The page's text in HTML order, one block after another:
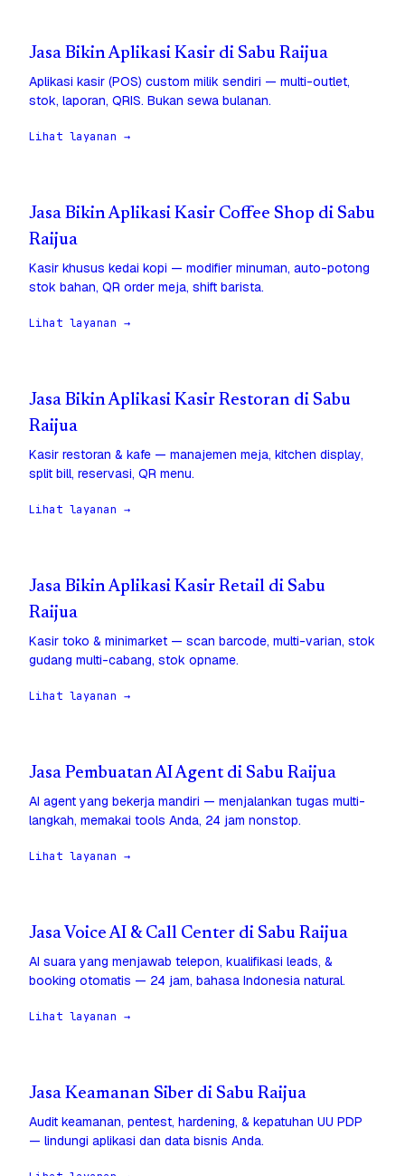
Jasa Bikin Aplikasi Kasir di Sabu Raijua
Aplikasi kasir (POS) custom milik sendiri — multi-outlet,
stok, laporan, QRIS. Bukan sewa bulanan.
Lihat layanan →
Jasa Bikin Aplikasi Kasir Coffee Shop di Sabu
Raijua
Kasir khusus kedai kopi — modifier minuman, auto-potong
stok bahan, QR order meja, shift barista.
Lihat layanan →
Jasa Bikin Aplikasi Kasir Restoran di Sabu
Raijua
Kasir restoran & kafe — manajemen meja, kitchen display,
split bill, reservasi, QR menu.
Lihat layanan →
Jasa Bikin Aplikasi Kasir Retail di Sabu
Raijua
Kasir toko & minimarket — scan barcode, multi-varian, stok
gudang multi-cabang, stok opname.
Lihat layanan →
Jasa Pembuatan AI Agent di Sabu Raijua
AI agent yang bekerja mandiri — menjalankan tugas multi-
langkah, memakai tools Anda, 24 jam nonstop.
Lihat layanan →
Jasa Voice AI & Call Center di Sabu Raijua
AI suara yang menjawab telepon, kualifikasi leads, &
booking otomatis — 24 jam, bahasa Indonesia natural.
Lihat layanan →
Jasa Keamanan Siber di Sabu Raijua
Audit keamanan, pentest, hardening, & kepatuhan UU PDP
— lindungi aplikasi dan data bisnis Anda.